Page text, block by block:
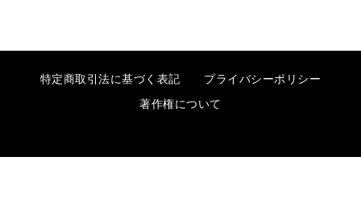
特定商取引法に基づく表記
プライバシーポリシー
著作権について